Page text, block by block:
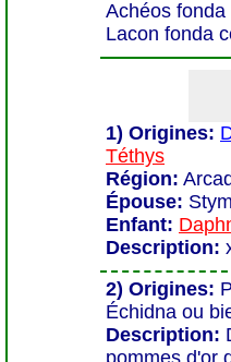
Achéos
Lacon fonda
1) Origines:
Téthys
Région:
Épouse:
Enfant:
Description:
2) Origines:
Échidna ou
Description:
pommes d'or